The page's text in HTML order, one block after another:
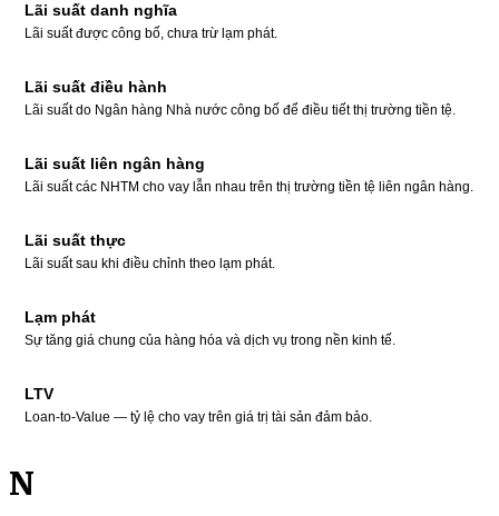
Lãi suất danh nghĩa
Lãi suất được công bố, chưa trừ lạm phát.
Lãi suất điều hành
Lãi suất do Ngân hàng Nhà nước công bố để điều tiết thị trường tiền tệ.
Lãi suất liên ngân hàng
Lãi suất các NHTM cho vay lẫn nhau trên thị trường tiền tệ liên ngân hàng.
Lãi suất thực
Lãi suất sau khi điều chỉnh theo lạm phát.
Lạm phát
Sự tăng giá chung của hàng hóa và dịch vụ trong nền kinh tế.
LTV
Loan-to-Value — tỷ lệ cho vay trên giá trị tài sản đảm bảo.
N